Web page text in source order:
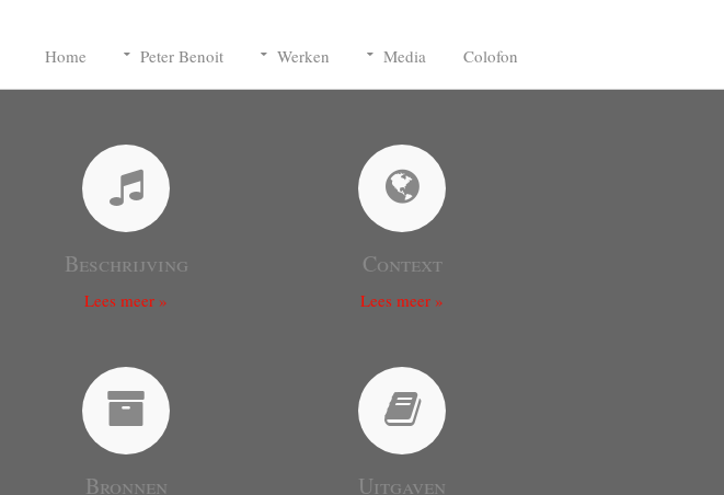
Home Peter Benoit Werken Media Colofon
Beschrijving
Lees meer »
Bronnen
Context
Lees meer »
Uitgaven